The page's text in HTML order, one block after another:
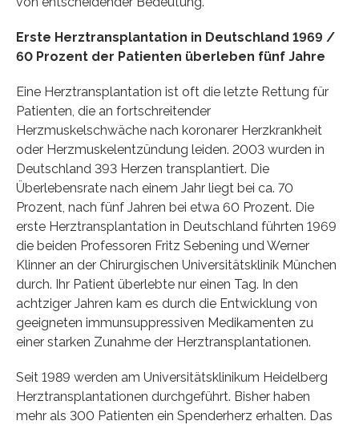
Erste Herztransplantation in Deutschland 1969 /
60 Prozent der Patienten überleben fünf Jahre
Eine Herztransplantation ist oft die letzte Rettung für
Patienten, die an fortschreitender
Herzmuskelschwäche nach koronarer Herzkrankheit
oder Herzmuskelentzündung leiden. 2003 wurden in
Deutschland 393 Herzen transplantiert. Die
Überlebensrate nach einem Jahr liegt bei ca. 70
Prozent, nach fünf Jahren bei etwa 60 Prozent. Die
erste Herztransplantation in Deutschland führten 1969
die beiden Professoren Fritz Sebening und Werner
Klinner an der Chirurgischen Universitätsklinik München
durch. Ihr Patient überlebte nur einen Tag. In den
achtziger Jahren kam es durch die Entwicklung von
geeigneten immunsuppressiven Medikamenten zu
einer starken Zunahme der Herztransplantationen.
Seit 1989 werden am Universitätsklinikum Heidelberg
Herztransplantationen durchgeführt. Bisher haben
mehr als 300 Patienten ein Spenderherz erhalten. Das